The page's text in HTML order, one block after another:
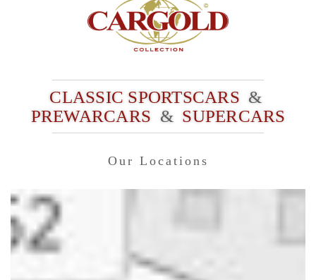
CLASSIC SPORTSCARS &
PREWARCARS & SUPERCARS
Our Locations